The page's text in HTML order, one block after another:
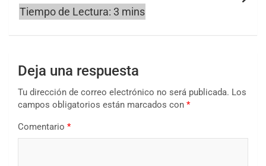
Deja una respuesta
Tu dirección de correo electrónico no será publicada. Los
campos obligatorios están marcados con *
Comentario *